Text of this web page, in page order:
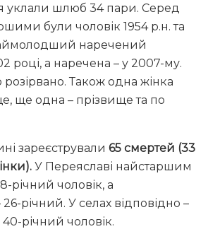
уклали шлюб 34 пари. Серед
були чоловік 1954 р.н. та
наречений
році, а наречена – у 2007-му.
Також одна жінка
ще одна – прізвище та по
зареєстрували 65 смертей (33
У Переяславі найстаршим
річний чоловік, а
річний. У селах відповідно –
40-річний чоловік.